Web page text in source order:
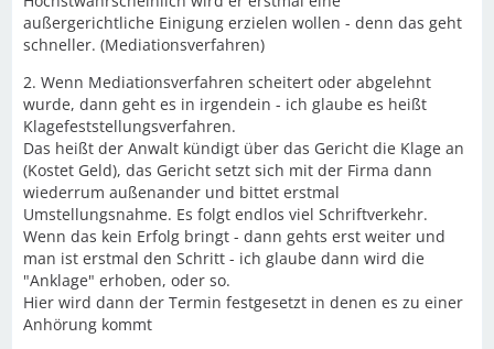
außergerichtliche Einigung erzielen wollen - denn das geht
schneller. (Mediationsverfahren)
2. Wenn Mediationsverfahren scheitert oder abgelehnt
wurde, dann geht es in irgendein - ich glaube es heißt
Klagefeststellungsverfahren.
Das heißt der Anwalt kündigt über das Gericht die Klage an
(Kostet Geld), das Gericht setzt sich mit der Firma dann
wiederrum außenander und bittet erstmal
Umstellungsnahme. Es folgt endlos viel Schriftverkehr.
Wenn das kein Erfolg bringt - dann gehts erst weiter und
man ist erstmal den Schritt - ich glaube dann wird die
"Anklage" erhoben, oder so.
Hier wird dann der Termin festgesetzt in denen es zu einer
Anhörung kommt